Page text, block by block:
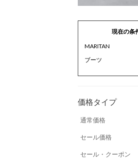
現在の条
MARITAN
ブーツ
価格タイプ
通常価格
セール価格
セール・クーポン